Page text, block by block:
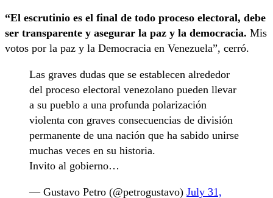
“El escrutinio es el final de todo proceso electoral, debe
ser transparente y asegurar la paz y la democracia. Mis
votos por la paz y la Democracia en Venezuela”, cerró.
Las graves dudas que se establecen alrededor
del proceso electoral venezolano pueden llevar
a su pueblo a una profunda polarización
violenta con graves consecuencias de división
permanente de una nación que ha sabido unirse
muchas veces en su historia.
Invito al gobierno…
— Gustavo Petro (@petrogustavo) July 31,